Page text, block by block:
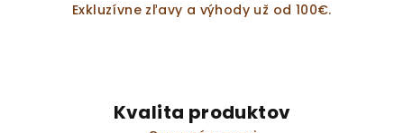
Exkluzívne zľavy a výhody už od 100€.
Kvalita produktov